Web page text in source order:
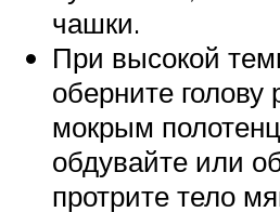
чашки.
При высокой
оберните голову
мокрым
обдувайте или
протрите тело